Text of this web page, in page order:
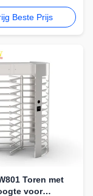
van 200 W,
van 1 ~ 3 s /
bescherming, anti-
kast van 340 * 280 *
Beste Prijs
Toren met
voor